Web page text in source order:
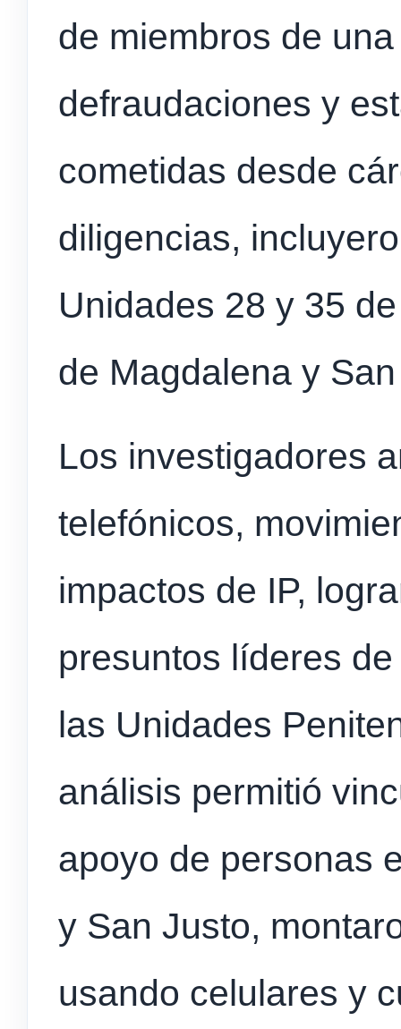
de miembros de
defraudaciones y
cometidas desde
diligencias,
Unidades 28 y 35
de Magdalena y
Los investigadores
telefónicos,
impactos de IP,
presuntos líderes
las Unidades
análisis permitió
apoyo de personas
y San Justo,
usando celulares y